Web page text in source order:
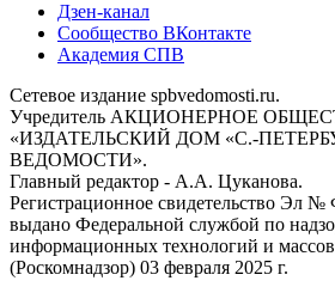
Дзен-канал
Сообщество ВКонтакте
Академия СПВ
Сетевое издание spbvedomosti.ru.
Учредитель АКЦИОНЕРНОЕ
«ИЗДАТЕЛЬСКИЙ ДОМ «С.-
ВЕДОМОСТИ».
Главный редактор - А.А. Цуканова.
Регистрационное свидетельство Эл
выдано Федеральной службой по
информационных технологий и
(Роскомнадзор) 03 февраля 2025 г.